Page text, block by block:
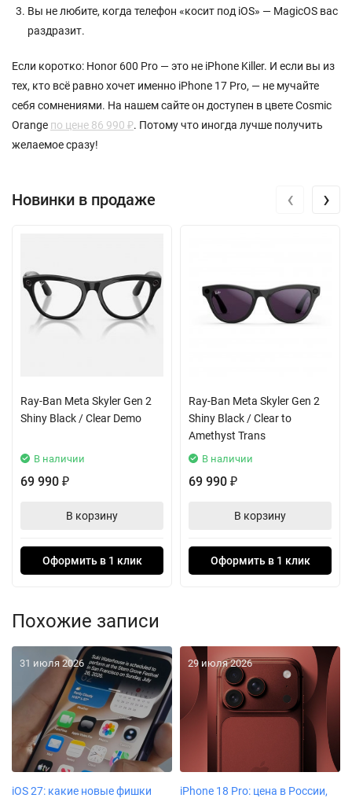
Вы не любите, когда телефон «косит под iOS» — MagicOS вас
раздразит.
Если коротко: Honor 600 Pro — это не iPhone Killer. И если вы из
тех, кто всё равно хочет именно iPhone 17 Pro, — не мучайте
себя сомнениями. На нашем сайте он доступен в цвете Cosmic
Orange по цене 86 990 ₽. Потому что иногда лучше получить
желаемое сразу!
Новинки в продаже
Ray-Ban Meta Skyler Gen 2
Shiny Black / Clear Demo
В наличии
69 990 ₽
В корзину
Оформить в 1 клик
Ray-Ban Meta Skyler Gen 2
Shiny Black / Clear to
Amethyst Trans
В наличии
69 990 ₽
В корзину
Оформить в 1 клик
‹ ›
Похожие записи
31 июля 2026
iOS 27: какие новые фишки
29 июля 2026
iPhone 18 Pro: цена в России,